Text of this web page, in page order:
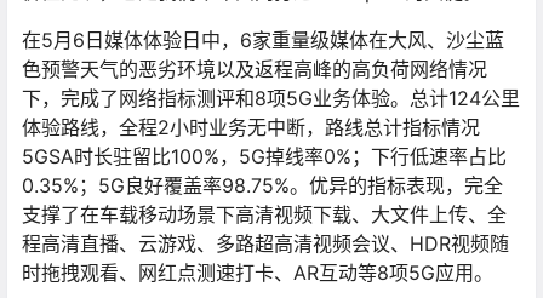
在5月6日媒体体验日中，6家重量级媒体在大风、沙尘蓝
色预警天气的恶劣环境以及返程高峰的高负荷网络情况
下，完成了网络指标测评和8项5G业务体验。总计124公里
体验路线，全程2小时业务无中断，路线总计指标情况
5GSA时长驻留比100%，5G掉线率0%；下行低速率占比
0.35%；5G良好覆盖率98.75%。优异的指标表现，完全
支撑了在车载移动场景下高清视频下载、大文件上传、全
程高清直播、云游戏、多路超高清视频会议、HDR视频随
时拖拽观看、网红点测速打卡、AR互动等8项5G应用。